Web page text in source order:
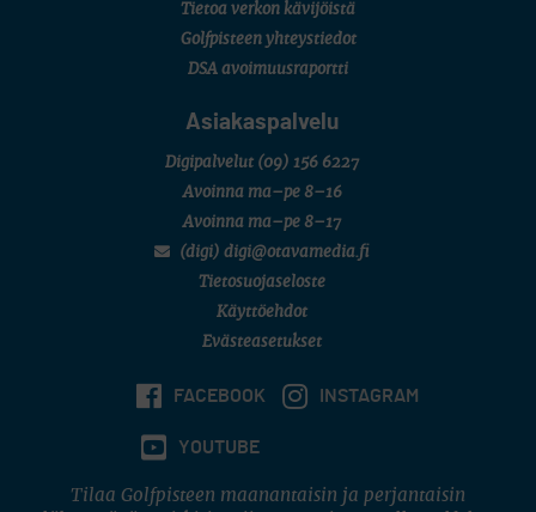
7 (U18 ja U21/pojat/Tahko)Tietoa verkon kävijöistä
Golfpisteen yhteystiedot
DSA avoimuusraportti
Asiakaspalvelu
Digipalvelut (09) 156 6227
Avoinna ma–pe 8–16
Avoinna ma–pe 8–17
(digi) digi@otavamedia.fi
Tietosuojaseloste
Käyttöehdot
Evästeasetukset
FACEBOOK INSTAGRAM
YOUTUBE
Tilaa Golfpisteen maanantaisin ja perjantaisin